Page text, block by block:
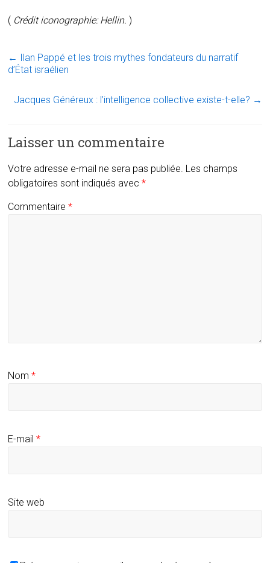
( Crédit iconographie: Hellin. )
← Ilan Pappé et les trois mythes fondateurs du narratif
d’État israélien
Jacques Généreux : l’intelligence collective existe-t-elle? →
Laisser un commentaire
Votre adresse e-mail ne sera pas publiée. Les champs
obligatoires sont indiqués avec*
Commentaire*
Nom*
E-mail*
Site web